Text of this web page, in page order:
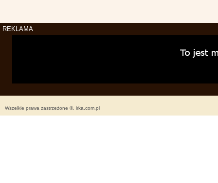
REKLAMA
Wszelkie prawa zastrzeżone ©, irka.com.pl